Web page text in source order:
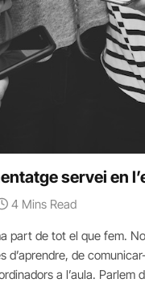
servei en
4 Mins Read
part de tot el que fem.
d’aprendre, de
a l’aula.